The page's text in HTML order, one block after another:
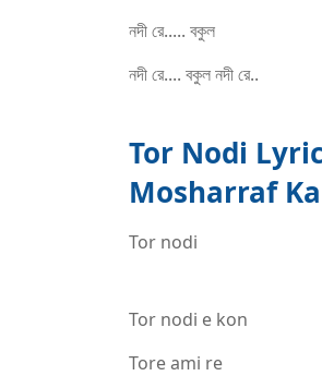
নদী রে..... বকুল
নদী রে.... বকুল নদী রে..
Tor Nodi
Mosharraf
Tor nodi
Tor nodi e kon
Tore ami re